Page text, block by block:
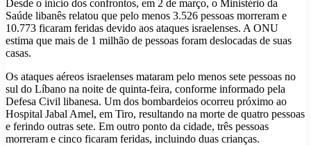
Desde o início dos confrontos, em 2 de março, o Ministério da
Saúde libanês relatou que pelo menos 3.526 pessoas morreram e
10.773 ficaram feridas devido aos ataques israelenses. A ONU
estima que mais de 1 milhão de pessoas foram deslocadas de suas
casas.
Os ataques aéreos israelenses mataram pelo menos sete pessoas no
sul do Líbano na noite de quinta-feira, conforme informado pela
Defesa Civil libanesa. Um dos bombardeios ocorreu próximo ao
Hospital Jabal Amel, em Tiro, resultando na morte de quatro pessoas
e ferindo outras sete. Em outro ponto da cidade, três pessoas
morreram e cinco ficaram feridas, incluindo duas crianças.